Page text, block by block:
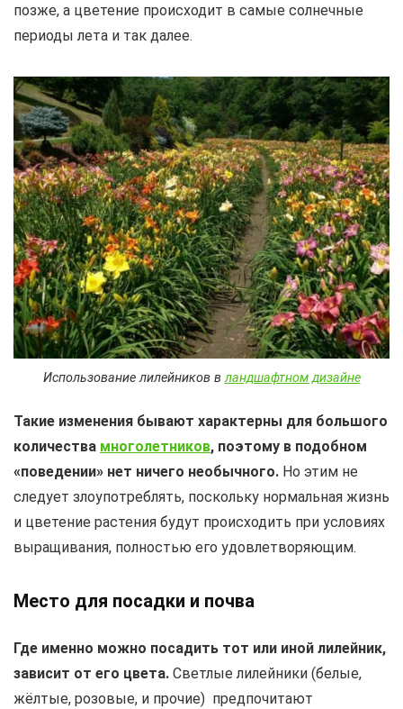
позже, а цветение происходит в самые солнечные
периоды лета и так далее.
Использование лилейников вландшафтном дизайне
Такие изменения бывают характерны для большого
количества многолетников, поэтому в подобном
«поведении» нет ничего необычного. Но этим не
следует злоупотреблять, поскольку нормальная жизнь
и цветение растения будут происходить при условиях
выращивания, полностью его удовлетворяющим.
Место для посадки и почва
Где именно можно посадить тот или иной лилейник,
зависит от его цвета. Светлые лилейники (белые,
жёлтые, розовые, и прочие) предпочитают